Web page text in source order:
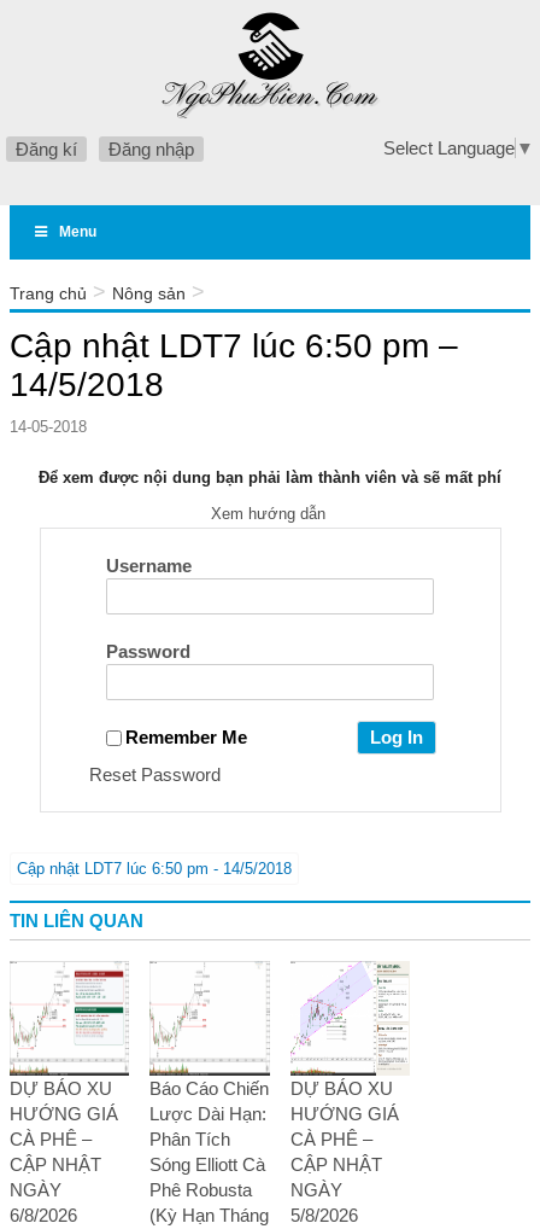
Đăng kí Đăng nhập Select Language ▼
Menu
Trang chủ > Nông sản >
Cập nhật LDT7 lúc 6:50 pm –
14/5/2018
14-05-2018
Để xem được nội dung bạn phải làm thành viên và sẽ mất phí
Xem hướng dẫn
Username
Password
Remember Me
Reset Password
Cập nhật LDT7 lúc 6:50 pm - 14/5/2018
TIN LIÊN QUAN
DỰ BÁO XU
HƯỚNG GIÁ
CÀ PHÊ –
CẬP NHẬT
NGÀY
6/8/2026
Báo Cáo Chiến
Lược Dài Hạn:
Phân Tích
Sóng Elliott Cà
Phê Robusta
(Kỳ Hạn Tháng
DỰ BÁO XU
HƯỚNG GIÁ
CÀ PHÊ –
CẬP NHẬT
NGÀY
5/8/2026